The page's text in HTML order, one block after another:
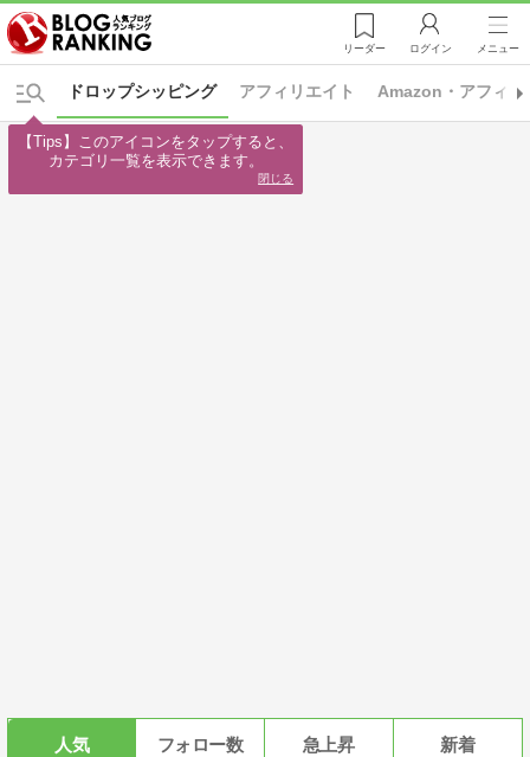
リーダー ログイン メニュー
アフィリエイト Amazon・アフィリ
ドロップシッピング
人気 フォロー数 急上昇 新着
【Tips】このアイコンをタップすると、
カテゴリ一覧を表示できます。
閉じる